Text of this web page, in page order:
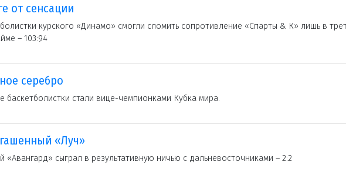
от сенсации
курского «Динамо» смогли сломить сопротивление «Спарты & К» лишь в
– 103:94
серебро
баскетболистки стали вице-чемпионками Кубка мира.
«Луч»
«Авангард» сыграл в результативную ничью с дальневосточниками – 2:2